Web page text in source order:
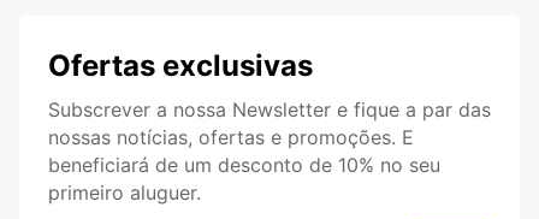
Ofertas exclusivas
Subscrever a nossa Newsletter e fique a par das
nossas notícias, ofertas e promoções. E
beneficiará de um desconto de 10% no seu
primeiro aluguer.